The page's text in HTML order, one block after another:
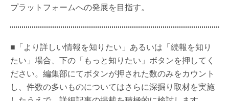
プラットフォームへの発展を目指す。
■「より詳しい情報を知りたい」あるいは「続報を知り
たい」場合、下の「もっと知りたい」ボタンを押してく
ださい。編集部にてボタンが押された数のみをカウント
し、件数の多いものについてはさらに深掘り取材を実施